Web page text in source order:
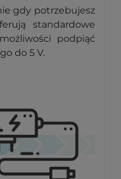
gdy potrzebujesz
standardowe
podpiąć
do 5 V.